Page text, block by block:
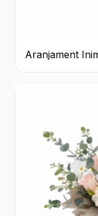
Aranjament
Floarea Miresei